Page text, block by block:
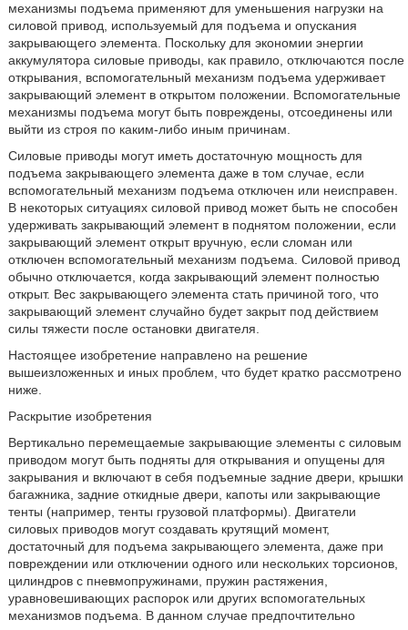
механизмы подъема применяют для уменьшения нагрузки на
силовой привод, используемый для подъема и опускания
закрывающего элемента. Поскольку для экономии энергии
аккумулятора силовые приводы, как правило, отключаются после
открывания, вспомогательный механизм подъема удерживает
закрывающий элемент в открытом положении. Вспомогательные
механизмы подъема могут быть повреждены, отсоединены или
выйти из строя по каким-либо иным причинам.
Силовые приводы могут иметь достаточную мощность для
подъема закрывающего элемента даже в том случае, если
вспомогательный механизм подъема отключен или неисправен.
В некоторых ситуациях силовой привод может быть не способен
удерживать закрывающий элемент в поднятом положении, если
закрывающий элемент открыт вручную, если сломан или
отключен вспомогательный механизм подъема. Силовой привод
обычно отключается, когда закрывающий элемент полностью
открыт. Вес закрывающего элемента стать причиной того, что
закрывающий элемент случайно будет закрыт под действием
силы тяжести после остановки двигателя.
Настоящее изобретение направлено на решение
вышеизложенных и иных проблем, что будет кратко рассмотрено
ниже.
Раскрытие изобретения
Вертикально перемещаемые закрывающие элементы с силовым
приводом могут быть подняты для открывания и опущены для
закрывания и включают в себя подъемные задние двери, крышки
багажника, задние откидные двери, капоты или закрывающие
тенты (например, тенты грузовой платформы). Двигатели
силовых приводов могут создавать крутящий момент,
достаточный для подъема закрывающего элемента, даже при
повреждении или отключении одного или нескольких торсионов,
цилиндров с пневмопружинами, пружин растяжения,
уравновешивающих распорок или других вспомогательных
механизмов подъема. В данном случае предпочтительно